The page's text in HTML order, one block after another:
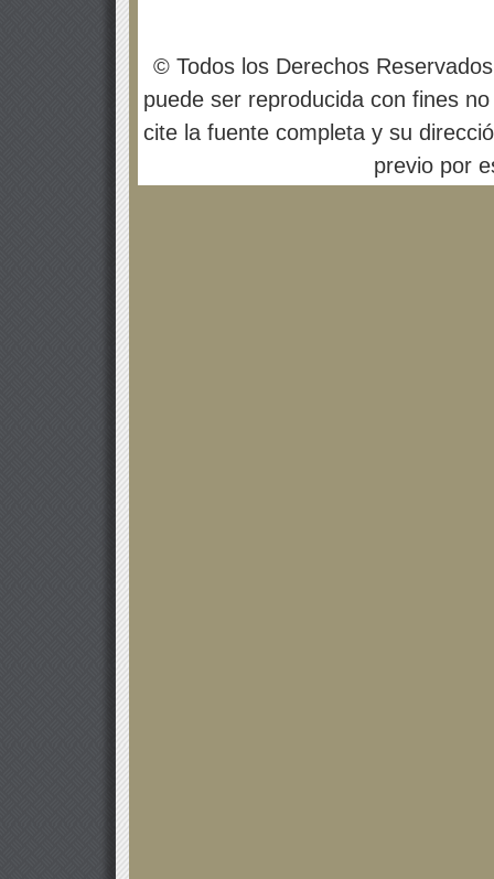
© Todos los Derechos
puede ser reproducida con fines
cite la fuente completa y su
previo por